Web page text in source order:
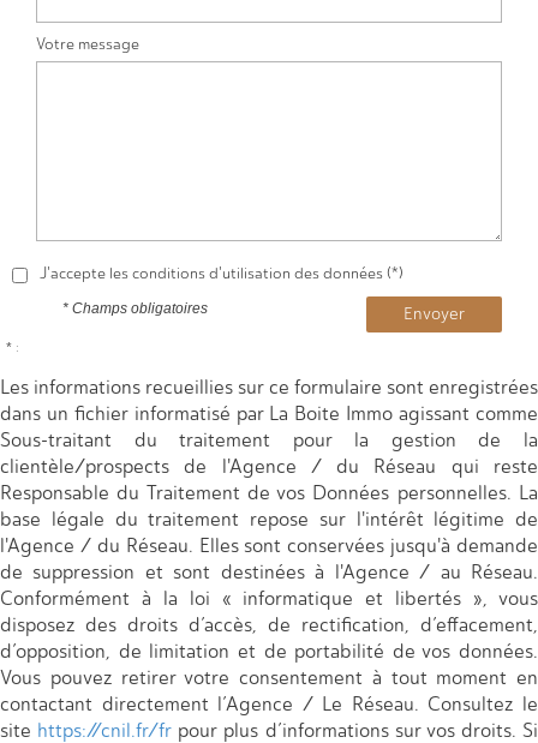
Votre message
J'accepte les conditions d'utilisation des données (*)
Envoyer
* Champs obligatoires
* :
Les informations recueillies sur ce formulaire sont enregistrées
dans un fichier informatisé par La Boite Immo agissant comme
Sous-traitant du traitement pour la gestion de la
clientèle/prospects de l'Agence / du Réseau qui reste
Responsable du Traitement de vos Données personnelles. La
base légale du traitement repose sur l'intérêt légitime de
l'Agence / du Réseau. Elles sont conservées jusqu'à demande
de suppression et sont destinées à l'Agence / au Réseau.
Conformément à la loi « informatique et libertés », vous
disposez des droits d’accès, de rectification, d’effacement,
d’opposition, de limitation et de portabilité de vos données.
Vous pouvez retirer votre consentement à tout moment en
contactant directement l’Agence / Le Réseau. Consultez le
site https://cnil.fr/fr pour plus d’informations sur vos droits. Si